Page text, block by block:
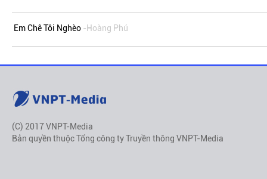
Em Chê Tôi Nghèo -Hoàng Phú
(C) 2017 VNPT-Media
Bản quyền thuộc Tổng công ty Truyền thông VNPT-Media